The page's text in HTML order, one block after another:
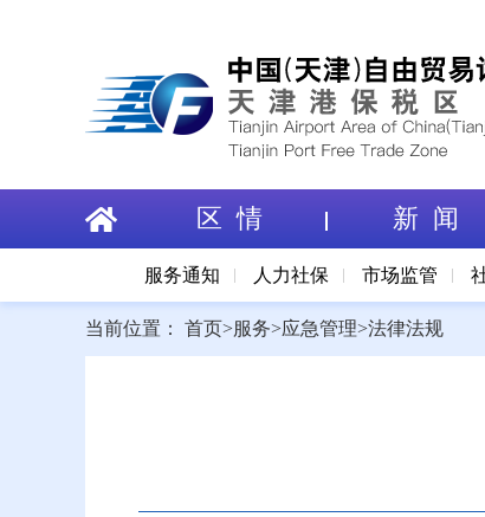
区 情 新 闻
服务通知 人力社保 市场监管
当前位置： 首页>服务>应急管理>法律法规